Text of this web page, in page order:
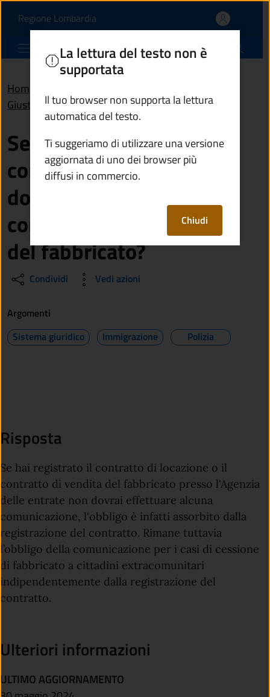
Se ho registrato il
Regione Lombardia(apre in un'altra scheda).
Comune di Sellero
Home
Giustizia e sicurezza pubblica
Se ho registrato il
contratto di locazione
dovrò comunque
comunicare la cessione
del fabbricato?
Condividi Vedi azioni
La lettura del testo non è
supportata
Il tuo browser non supporta la lettura
automatica del testo.
Ti suggeriamo di utilizzare una versione
aggiornata di uno dei browser più
diffusi in commercio.
Chiudi
Argomenti
Sistema giuridico
Immigrazione Polizia
Risposta
Se hai registrato il contratto di locazione o il
contratto di vendita del fabbricato presso l'Agenzia
delle entrate non dovrai effettuare alcuna
comunicazione, l'obbligo è infatti assorbito dalla
registrazione del contratto. Rimane tuttavia
l’obbligo della comunicazione per i casi di cessione
di fabbricato a cittadini extracomunitari
indipendentemente dalla registrazione del
contratto.
Ulteriori informazioni
ULTIMO AGGIORNAMENTO